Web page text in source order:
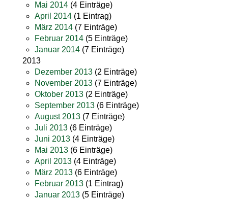
Mai 2014 (4 Einträge)
April 2014 (1 Eintrag)
März 2014 (7 Einträge)
Februar 2014 (5 Einträge)
Januar 2014 (7 Einträge)
2013
Dezember 2013 (2 Einträge)
November 2013 (7 Einträge)
Oktober 2013 (2 Einträge)
September 2013 (6 Einträge)
August 2013 (7 Einträge)
Juli 2013 (6 Einträge)
Juni 2013 (4 Einträge)
Mai 2013 (6 Einträge)
April 2013 (4 Einträge)
März 2013 (6 Einträge)
Februar 2013 (1 Eintrag)
Januar 2013 (5 Einträge)